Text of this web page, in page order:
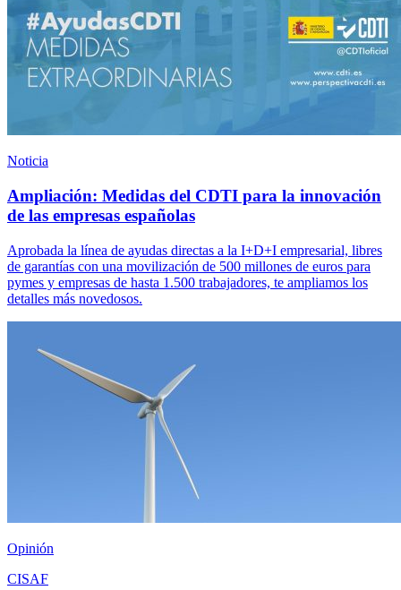
Noticia
Ampliación: Medidas del CDTI para la innovación
de las empresas españolas
Aprobada la línea de ayudas directas a la I+D+I empresarial, libres
de garantías con una movilización de 500 millones de euros para
pymes y empresas de hasta 1.500 trabajadores, te ampliamos los
detalles más novedosos.
Opinión
CISAF